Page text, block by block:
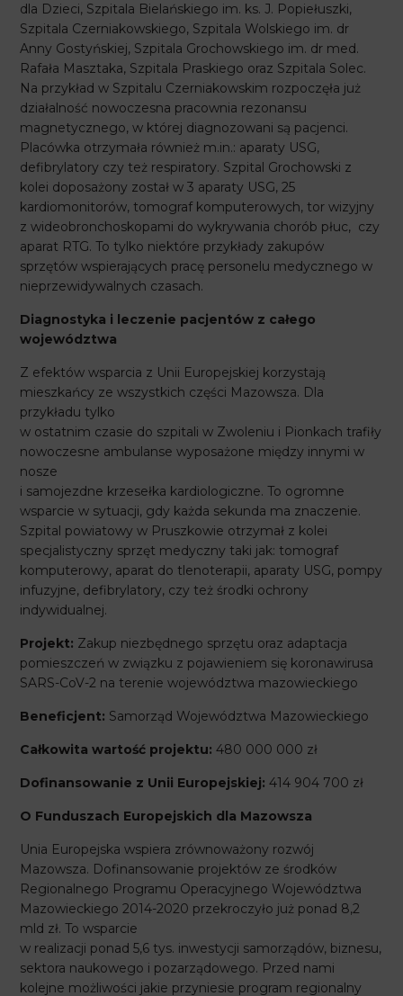
dla Dzieci, Szpitala Bielańskiego im. ks. J. Popiełuszki,
Szpitala Czerniakowskiego, Szpitala Wolskiego im. dr
Anny Gostyńskiej, Szpitala Grochowskiego im. dr med.
Rafała Masztaka, Szpitala Praskiego oraz Szpitala Solec.
Na przykład w Szpitalu Czerniakowskim rozpoczęła już
działalność nowoczesna pracownia rezonansu
magnetycznego, w której diagnozowani są pacjenci.
Placówka otrzymała również m.in.: aparaty USG,
defibrylatory czy też respiratory. Szpital Grochowski z
kolei doposażony został w 3 aparaty USG, 25
kardiomonitorów, tomograf komputerowych, tor wizyjny
z wideobronchoskopami do wykrywania chorób płuc, czy
aparat RTG. To tylko niektóre przykłady zakupów
sprzętów wspierających pracę personelu medycznego w
nieprzewidywalnych czasach.
Diagnostyka i leczenie pacjentów z całego
województwa
Z efektów wsparcia z Unii Europejskiej korzystają
mieszkańcy ze wszystkich części Mazowsza. Dla
przykładu tylko
w ostatnim czasie do szpitali w Zwoleniu i Pionkach trafiły
nowoczesne ambulanse wyposażone między innymi w
nosze
i samojezdne krzesełka kardiologiczne. To ogromne
wsparcie w sytuacji, gdy każda sekunda ma znaczenie.
Szpital powiatowy w Pruszkowie otrzymał z kolei
specjalistyczny sprzęt medyczny taki jak: tomograf
komputerowy, aparat do tlenoterapii, aparaty USG, pompy
infuzyjne, defibrylatory, czy też środki ochrony
indywidualnej.
Projekt: Zakup niezbędnego sprzętu oraz adaptacja
pomieszczeń w związku z pojawieniem się koronawirusa
SARS-CoV-2 na terenie województwa mazowieckiego
Beneficjent: Samorząd Województwa Mazowieckiego
Całkowita wartość projektu: 480 000 000 zł
Dofinansowanie z Unii Europejskiej: 414 904 700 zł
O Funduszach Europejskich dla Mazowsza
Unia Europejska wspiera zrównoważony rozwój
Mazowsza. Dofinansowanie projektów ze środków
Regionalnego Programu Operacyjnego Województwa
Mazowieckiego 2014-2020 przekroczyło już ponad 8,2
mld zł. To wsparcie
w realizacji ponad 5,6 tys. inwestycji samorządów, biznesu,
sektora naukowego i pozarządowego. Przed nami
kolejne możliwości jakie przyniesie program regionalny